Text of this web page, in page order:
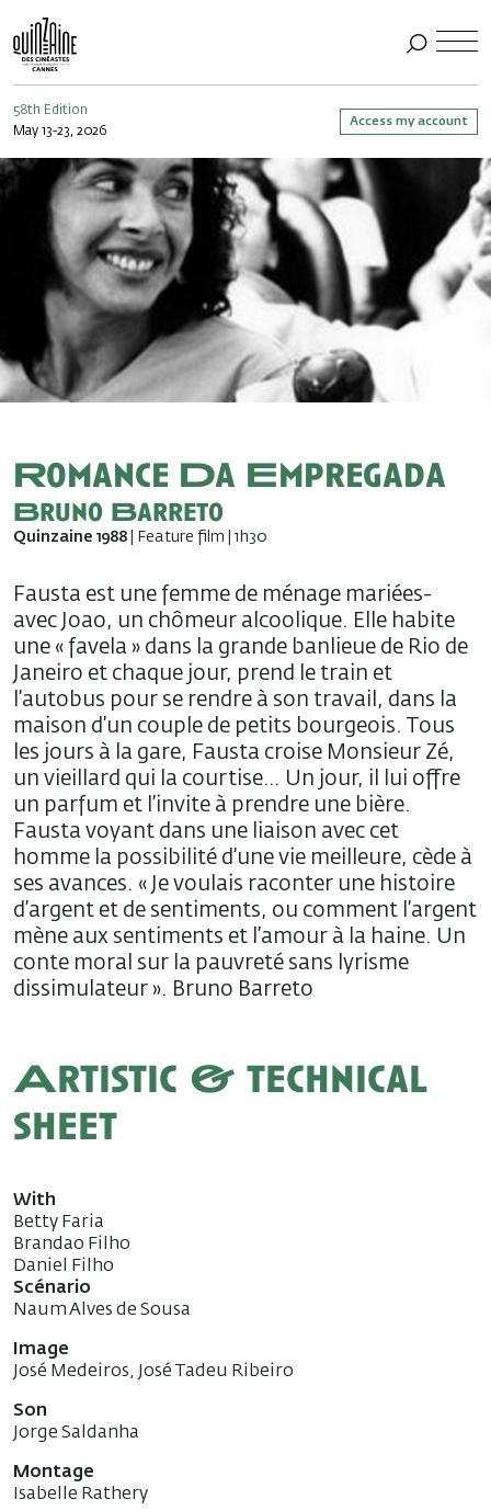
58th Edition
May 13-23, 2026
Access my account
Romance Da Empregada
Bruno Barreto
Quinzaine 1988 | Feature film | 1h30
Fausta est une femme de ménage mariées-
avec Joao, un chômeur alcoolique. Elle habite
une « favela » dans la grande banlieue de Rio de
Janeiro et chaque jour, prend le train et
l’autobus pour se rendre à son travail, dans la
maison d’un couple de petits bourgeois. Tous
les jours à la gare, Fausta croise Monsieur Zé,
un vieillard qui la courtise… Un jour, il lui offre
un parfum et l’invite à prendre une bière.
Fausta voyant dans une liaison avec cet
homme la possibilité d’une vie meilleure, cède à
ses avances. « Je voulais raconter une histoire
d’argent et de sentiments, ou comment l’argent
mène aux sentiments et l’amour à la haine. Un
conte moral sur la pauvreté sans lyrisme
dissimulateur ». Bruno Barreto
Artistic & technical
sheet
With
Betty Faria
Brandao Filho
Daniel Filho
Scénario
Naum Alves de Sousa
Image
José Medeiros, José Tadeu Ribeiro
Son
Jorge Saldanha
Montage
Isabelle Rathery